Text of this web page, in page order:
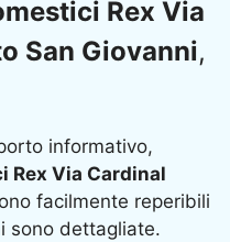
Rex Via
San Giovanni,
informativo,
Rex Via Cardinal
facilmente reperibili
sono dettagliate.